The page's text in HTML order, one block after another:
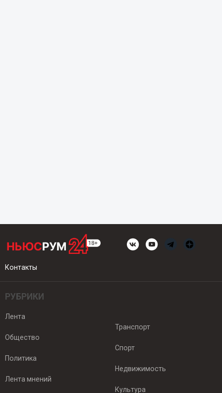
Контакты
РУБРИКИ
Лента
Общество
Политика
Лента мнений
Транспорт
Спорт
Недвижимость
Культура